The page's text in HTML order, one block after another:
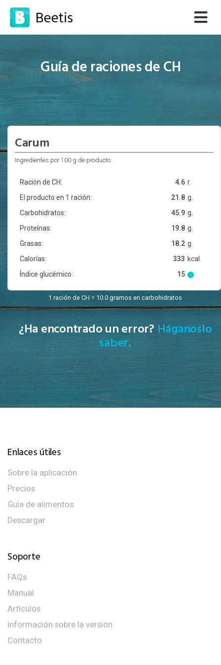
Guía de raciones de CH
Carum
Ingredientes por 100 g de producto:
Ración de CH: r.
4.6
El producto en 1 ración:
g.
21.8
Carbohidratos:
g.
45.9
Proteínas:
g.
19.8
Grasas:
g.
18.2
Calorías:
kcal.
333
Índice glucémico:
15
1 ración de CH = 10.0 gramos en carbohidratos
¿Ha encontrado un error? Háganoslo
saber.
Enlaces útiles
Sobre la aplicación
Precios
Guía de alimentos
Descargar
Soporte
FAQs
Manual
Artículos
Información sobre la versión
Contacto